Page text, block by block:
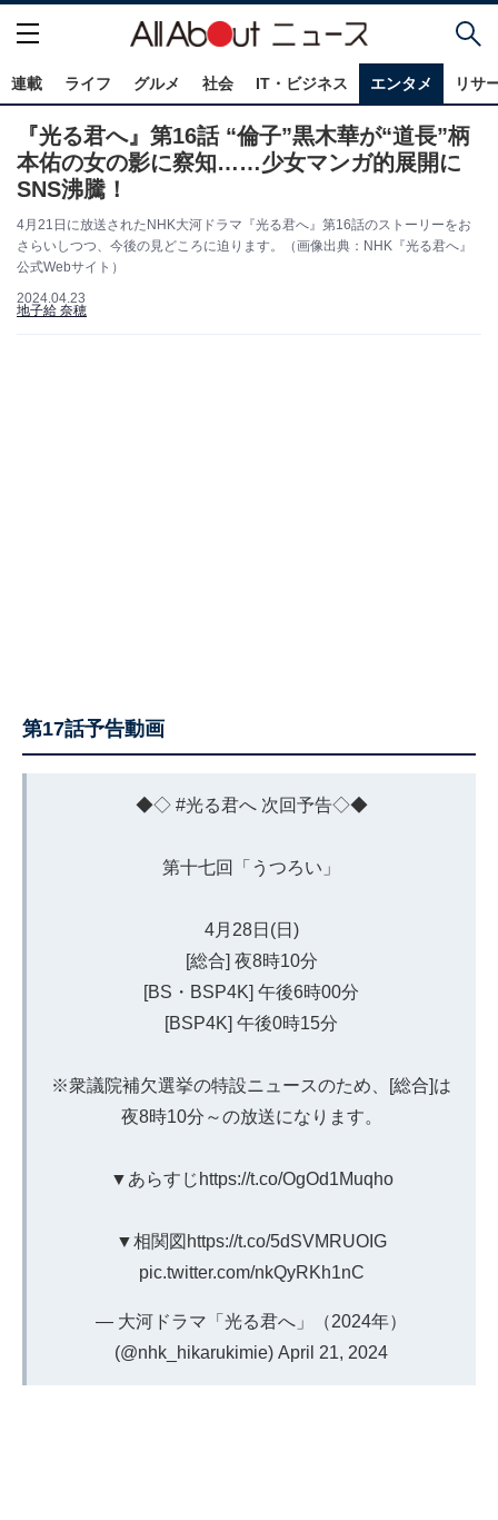
連載 ライフ グルメ 社会 IT・ビジネス エンタメ リサ
『光る君へ』第16話 “倫子”黒木華が“道長”柄
本佑の女の影に察知……少女マンガ的展開に
SNS沸騰！
4月21日に放送されたNHK大河ドラマ『光る君へ』第16話のストーリーをお
さらいしつつ、今後の見どころに迫ります。（画像出典：NHK『光る君へ』
公式Webサイト）
2024.04.23
地子給 奈穂
第17話予告動画
◆◇ #光る君へ次回予告◇◆
第十七回「うつろい」
4月28日(日)
[総合] 夜8時10分
[BS・BSP4K] 午後6時00分
[BSP4K] 午後0時15分
※衆議院補欠選挙の特設ニュースのため、[総合]は
夜8時10分～の放送になります。
▼あらすじ https://t.co/OgOd1Muqho
▼相関図 https://t.co/5dSVMRUOIG
pic.twitter.com/nkQyRKh1nC
— 大河ドラマ「光る君へ」（2024年）
(@nhk_hikarukimie) April 21, 2024